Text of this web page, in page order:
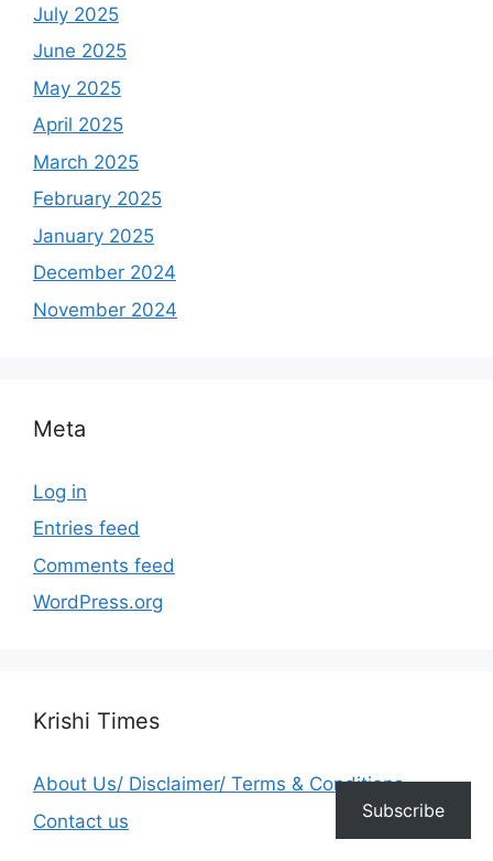
July 2025
June 2025
May 2025
April 2025
March 2025
February 2025
January 2025
December 2024
November 2024
Meta
Log in
Entries feed
Comments feed
WordPress.org
Krishi Times
About Us/ Disclaimer/ Terms & Conditions
Contact us
Subscribe